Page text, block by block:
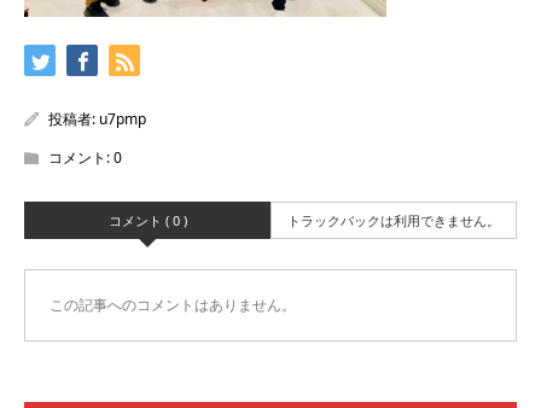
投稿者: u7pmp
コメント:0
コメント ( 0 ) トラックバックは利用できません。
この記事へのコメントはありません。